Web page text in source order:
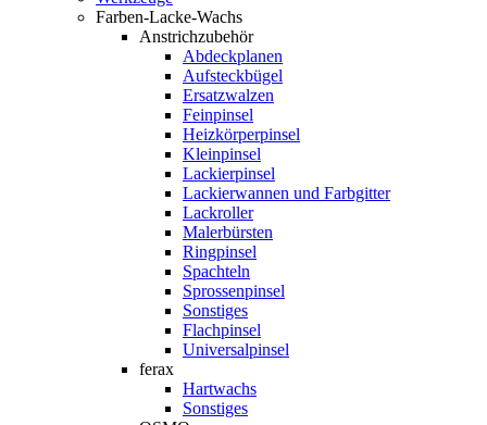
Farben-Lacke-Wachs
Anstrichzubehör
Abdeckplanen
Aufsteckbügel
Ersatzwalzen
Feinpinsel
Heizkörperpinsel
Kleinpinsel
Lackierpinsel
Lackierwannen und Farbgitter
Lackroller
Malerbürsten
Ringpinsel
Spachteln
Sprossenpinsel
Sonstiges
Flachpinsel
Universalpinsel
ferax
Hartwachs
Sonstiges